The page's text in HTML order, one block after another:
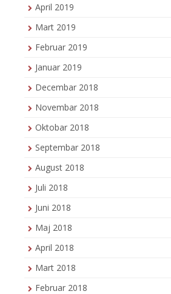
April 2019
Mart 2019
Februar 2019
Januar 2019
Decembar 2018
Novembar 2018
Oktobar 2018
Septembar 2018
August 2018
Juli 2018
Juni 2018
Maj 2018
April 2018
Mart 2018
Februar 2018